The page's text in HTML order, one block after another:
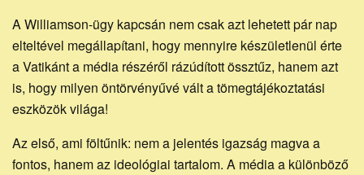
A Williamson-ügy kapcsán nem csak azt lehetett pár nap
elteltével megállapítani, hogy mennyire készületlenül érte
a Vatikánt a média részéről rázúdított össztűz, hanem azt
is, hogy milyen öntörvényűvé vált a tömegtájékoztatási
eszközök világa!
Az első, ami föltűnik: nem a jelentés igazság magva a
fontos, hanem az ideológiai tartalom. A média a különböző